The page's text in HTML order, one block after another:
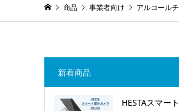
商品 事業者向け アルコール
新着商品
HESTAスマー